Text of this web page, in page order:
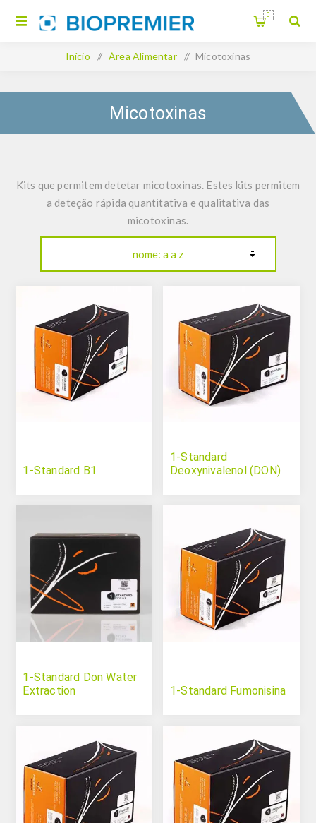
0
Início / Área Alimentar / Micotoxinas
Micotoxinas
Kits que permitem detetar micotoxinas. Estes kits permitem
a deteção rápida quantitativa e qualitativa das
micotoxinas.
1-Standard B1
1-Standard
Deoxynivalenol (DON)
1-Standard Don Water
Extraction
1-Standard Fumonisina